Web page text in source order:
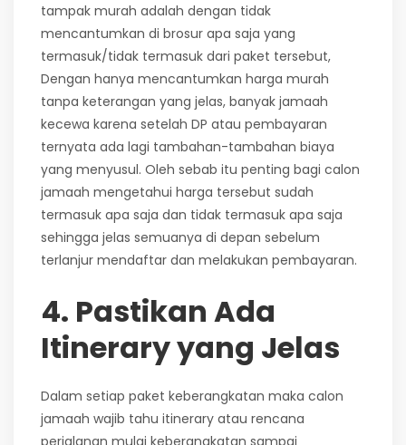
tampak murah adalah dengan tidak
mencantumkan di brosur apa saja yang
termasuk/tidak termasuk dari paket tersebut,
Dengan hanya mencantumkan harga murah
tanpa keterangan yang jelas, banyak jamaah
kecewa karena setelah DP atau pembayaran
ternyata ada lagi tambahan-tambahan biaya
yang menyusul. Oleh sebab itu penting bagi calon
jamaah mengetahui harga tersebut sudah
termasuk apa saja dan tidak termasuk apa saja
sehingga jelas semuanya di depan sebelum
terlanjur mendaftar dan melakukan pembayaran.
4. Pastikan Ada
Itinerary yang Jelas
Dalam setiap paket keberangkatan maka calon
jamaah wajib tahu itinerary atau rencana
perjalanan mulai keberangkatan sampai